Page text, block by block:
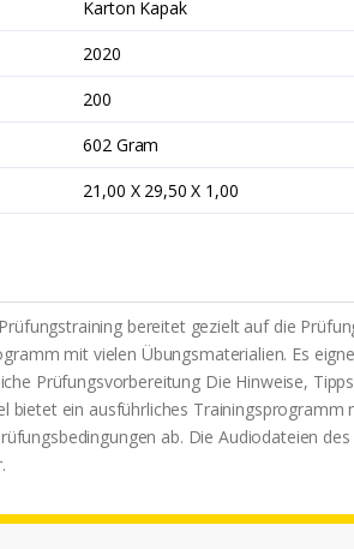
Karton Kapak
2020
200
602 Gram
21,00 X 29,50 X 1,00
bereitet gezielt auf die
mit vielen Übungsmaterialien. Es
Prüfungsvorbereitung Die Hinweise,
bietet ein ausführliches
ab. Die Audiodateien